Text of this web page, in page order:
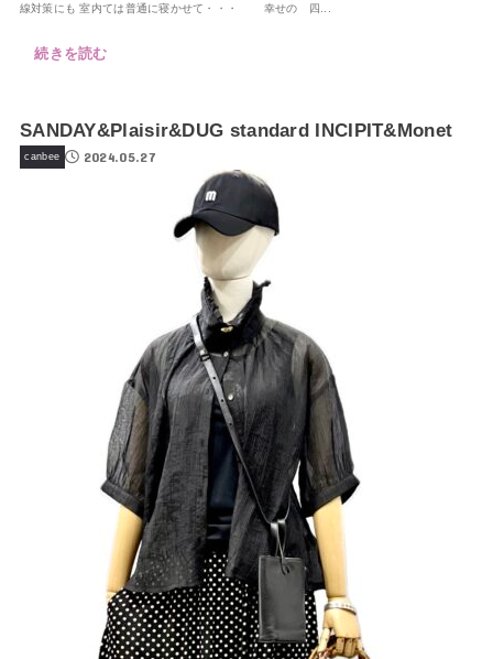
線対策にも 室内ては普通に寝かせて・・・ 幸せの 四...
続きを読む
SANDAY&Plaisir&DUG standard INCIPIT&Monet
canbee 2024.05.27